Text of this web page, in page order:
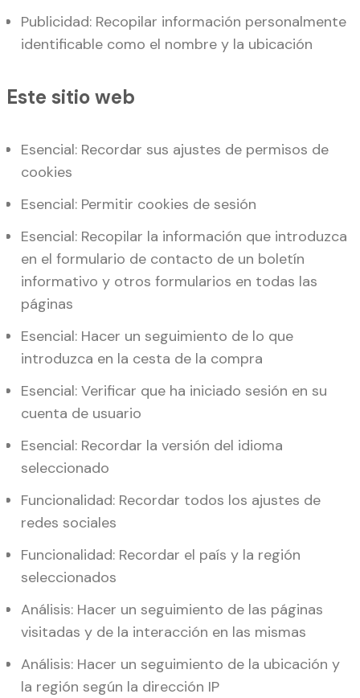
Publicidad: Recopilar información personalmente
identificable como el nombre y la ubicación
Este sitio web
Esencial: Recordar sus ajustes de permisos de
cookies
Esencial: Permitir cookies de sesión
Esencial: Recopilar la información que introduzca
en el formulario de contacto de un boletín
informativo y otros formularios en todas las
páginas
Esencial: Hacer un seguimiento de lo que
introduzca en la cesta de la compra
Esencial: Verificar que ha iniciado sesión en su
cuenta de usuario
Esencial: Recordar la versión del idioma
seleccionado
Funcionalidad: Recordar todos los ajustes de
redes sociales
Funcionalidad: Recordar el país y la región
seleccionados
Análisis: Hacer un seguimiento de las páginas
visitadas y de la interacción en las mismas
Análisis: Hacer un seguimiento de la ubicación y
la región según la dirección IP